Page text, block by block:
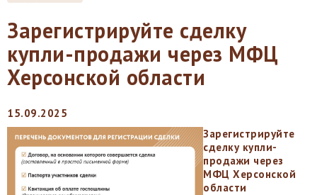
Зарегистрируйте сделку
купли-продажи через МФЦ
Херсонской области
15.09.2025
Зарегистрируйте
сделку купли-
продажи через
МФЦ Херсонской
области